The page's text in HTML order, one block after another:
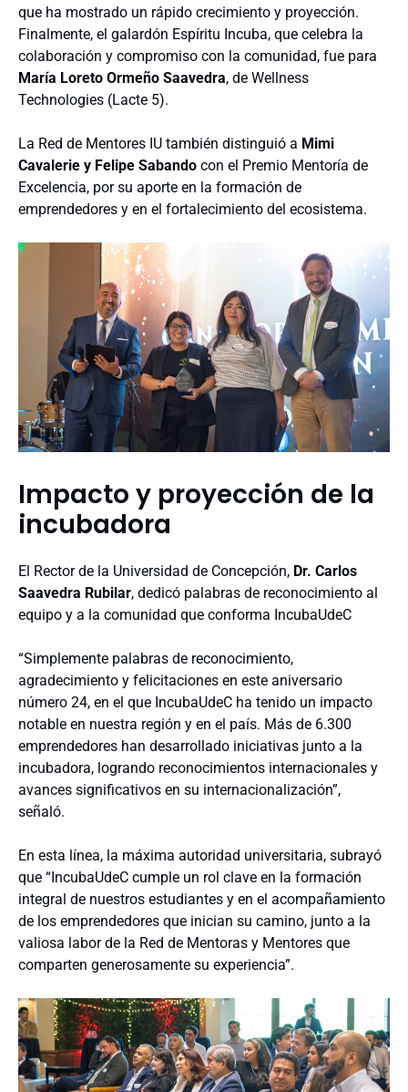
que ha mostrado un rápido crecimiento y proyección.
Finalmente, el galardón Espíritu Incuba, que celebra la
colaboración y compromiso con la comunidad, fue para
María Loreto Ormeño Saavedra, de Wellness
Technologies (Lacte 5).
La Red de Mentores IU también distinguió a Mimi
Cavalerie y Felipe Sabando con el Premio Mentoría de
Excelencia, por su aporte en la formación de
emprendedores y en el fortalecimiento del ecosistema.
Impacto y proyección de la
incubadora
El Rector de la Universidad de Concepción, Dr. Carlos
Saavedra Rubilar, dedicó palabras de reconocimiento al
equipo y a la comunidad que conforma IncubaUdeC
“Simplemente palabras de reconocimiento,
agradecimiento y felicitaciones en este aniversario
número 24, en el que IncubaUdeC ha tenido un impacto
notable en nuestra región y en el país. Más de 6.300
emprendedores han desarrollado iniciativas junto a la
incubadora, logrando reconocimientos internacionales y
avances significativos en su internacionalización”,
señaló.
En esta línea, la máxima autoridad universitaria, subrayó
que “IncubaUdeC cumple un rol clave en la formación
integral de nuestros estudiantes y en el acompañamiento
de los emprendedores que inician su camino, junto a la
valiosa labor de la Red de Mentoras y Mentores que
comparten generosamente su experiencia”.